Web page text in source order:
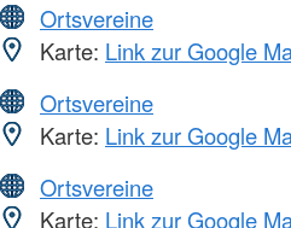
Ortsvereine
Karte: Link zur Google
Ortsvereine
Karte: Link zur Google
Ortsvereine
Karte: Link zur Google